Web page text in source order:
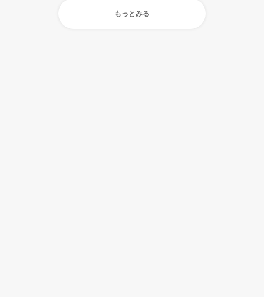
もっとみる